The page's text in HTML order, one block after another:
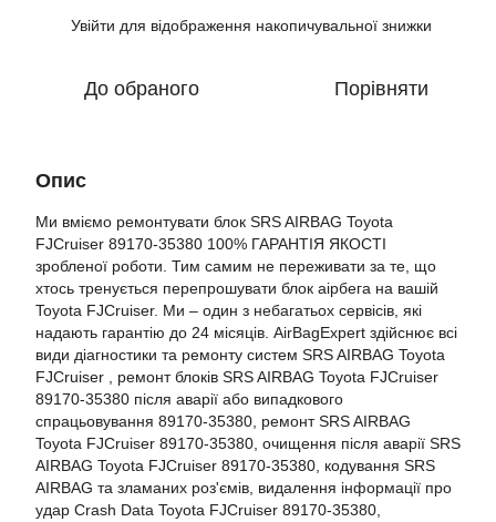
Увійти для відображення накопичувальної знижки
До обраного Порівняти
Опис
Ми вміємо ремонтувати блок SRS AIRBAG Toyota
FJCruiser 89170-35380 100% ГАРАНТІЯ ЯКОСТІ
зробленої роботи. Тим самим не переживати за те, що
хтось тренується перепрошувати блок аірбега на вашій
Toyota FJCruiser. Ми – один з небагатьох сервісів, які
надають гарантію до 24 місяців. AirBagExpert здійснює всі
види діагностики та ремонту систем SRS AIRBAG Toyota
FJCruiser , ремонт блоків SRS AIRBAG Toyota FJCruiser
89170-35380 після аварії або випадкового
спрацьовування 89170-35380, ремонт SRS AIRBAG
Toyota FJCruiser 89170-35380, очищення після аварії SRS
AIRBAG Toyota FJCruiser 89170-35380, кодування SRS
AIRBAG та зламаних роз'ємів, видалення інформації про
удар Crash Data Toyota FJCruiser 89170-35380,